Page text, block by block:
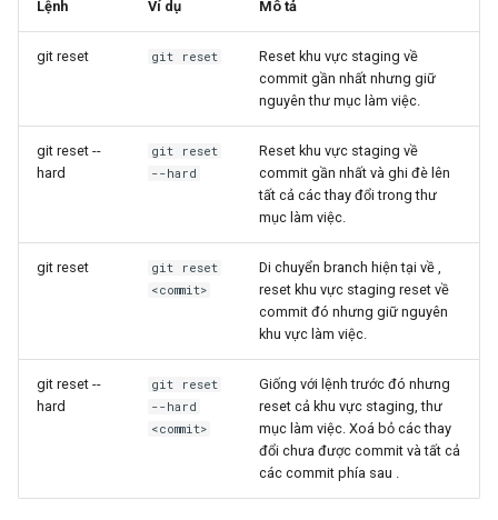
Lệnh Ví dụ Mô tả
git reset git reset
Reset khu vực staging về
commit gần nhất nhưng giữ
nguyên thư mục làm việc.
git reset --
hard
git reset
--hard
Reset khu vực staging về
commit gần nhất và ghi đè lên
tất cả các thay đổi trong thư
mục làm việc.
git reset
git reset
<commit>
Di chuyển branch hiện tại về
reset khu vực staging reset về
commit đó nhưng giữ nguyên
khu vực làm việc.
git reset --
hard
git reset
--hard
<commit>
Giống với lệnh trước đó nhưng
reset cả khu vực staging, thư
mục làm việc. Xoá bỏ các thay
đổi chưa được commit và tất cả
các commit phía sau